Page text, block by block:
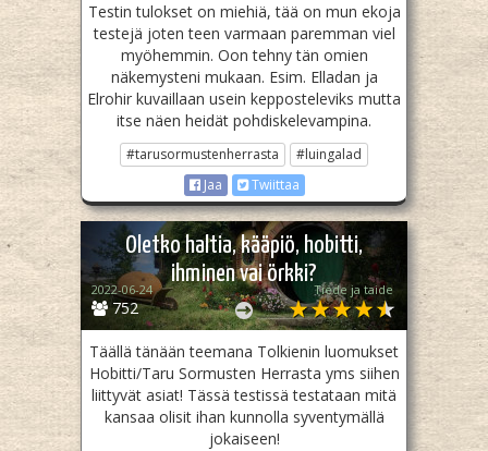
Testin tulokset on miehiä, tää on mun ekoja
testejä joten teen varmaan paremman viel
myöhemmin. Oon tehny tän omien
näkemysteni mukaan. Esim. Elladan ja
Elrohir kuvaillaan usein kepposteleviks mutta
itse näen heidät pohdiskelevampina.
#tarusormustenherrasta
#luingalad
Jaa
Twiittaa
Oletko haltia, kääpiö, hobitti,
ihminen vai örkki?
752
2022-06-24 Tiede ja taide
Täällä tänään teemana Tolkienin luomukset
Hobitti/Taru Sormusten Herrasta yms siihen
liittyvät asiat! Tässä testissä testataan mitä
kansaa olisit ihan kunnolla syventymällä
jokaiseen!